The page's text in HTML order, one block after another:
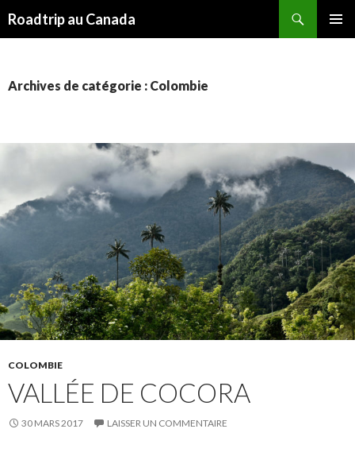
Roadtrip au Canada
Archives de catégorie : Colombie
COLOMBIE
VALLÉE DE COCORA
30 MARS 2017 LAISSER UN COMMENTAIRE